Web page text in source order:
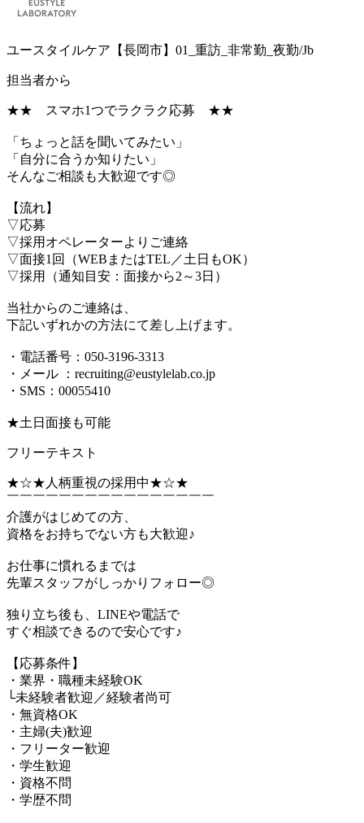
ユースタイルケア【長岡市】01_重訪_非常勤_夜勤/Jb
担当者から
★★ スマホ1つでラクラク応募 ★★
「ちょっと話を聞いてみたい」
「自分に合うか知りたい」
そんなご相談も大歓迎です◎
【流れ】
▽応募
▽採用オペレーターよりご連絡
▽面接1回（WEBまたはTEL／土日もOK）
▽採用（通知目安：面接から2～3日）
当社からのご連絡は、
下記いずれかの方法にて差し上げます。
・電話番号：050-3196-3313
・メール ：recruiting@eustylelab.co.jp
・SMS：00055410
★土日面接も可能
フリーテキスト
★☆★人柄重視の採用中★☆★
￣￣￣￣￣￣￣￣￣￣￣￣￣￣￣￣
介護がはじめての方、
資格をお持ちでない方も大歓迎♪
お仕事に慣れるまでは
先輩スタッフがしっかりフォロー◎
独り立ち後も、LINEや電話で
すぐ相談できるので安心です♪
【応募条件】
・業界・職種未経験OK
└未経験者歓迎／経験者尚可
・無資格OK
・主婦(夫)歓迎
・フリーター歓迎
・学生歓迎
・資格不問
・学歴不問